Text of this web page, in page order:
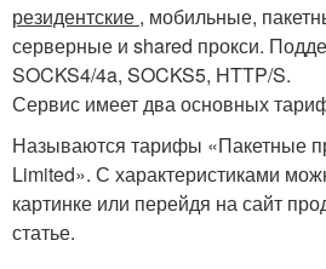
резидентские , мобильные,
серверные и shared прокси.
SOCKS4/4a, SOCKS5, HTTP/S.
Сервис имеет два основных
Называются тарифы «Пакетные
Limited». С характеристиками
картинке или перейдя на сайт
статье.